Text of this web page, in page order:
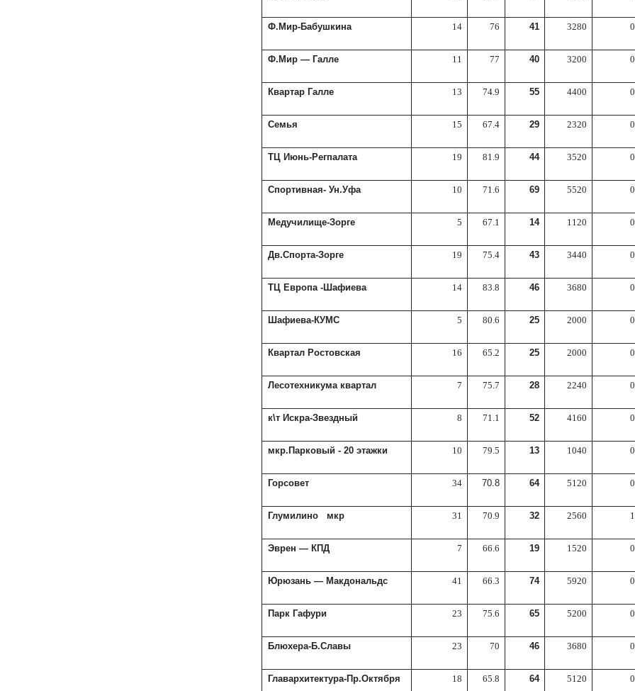
Ф.Мир-Бабушкина 14 76 41 3280
Ф.Мир — Галле 11 77 40 3200
Квартар Галле 13 74.9 55 4400
Семья 15 67.4 29 2320
ТЦ Июнь-Регпалата 19 81.9 44 3520
Спортивная- Ун.Уфа 10 71.6 69 5520
Медучилище-Зорге 5 67.1 14 1120
Дв.Спорта-Зорге 19 75.4 43 3440
ТЦ Европа -Шафиева 14 83.8 46 3680
Шафиева-КУМС 5 80.6 25 2000
Квартал Ростовская 16 65.2 25 2000
Лесотехникума квартал 7 75.7 28 2240
к\т Искра-Звездный 8 71.1 52 4160
мкр.Парковый - 20 этажки 10 79.5 13 1040
Горсовет 34 70.8 64 5120
Глумилино мкр 31 70.9 32 2560
Эврен — КПД 7 66.6 19 1520
Юрюзань — Макдональдс 41 66.3 74 5920
Парк Гафури 23 75.6 65 5200
Блюхера-Б.Славы 23 70 46 3680
Главархитектура-Пр.Октября 18 65.8 64 5120